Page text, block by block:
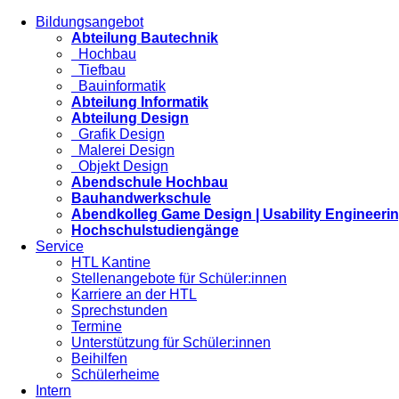
Bildungsangebot
Abteilung Bautechnik
Hochbau
Tiefbau
Bauinformatik
Abteilung Informatik
Abteilung Design
Grafik Design
Malerei Design
Objekt Design
Abendschule Hochbau
Bauhandwerkschule
Abendkolleg Game Design | Usability
Hochschulstudiengänge
Service
HTL Kantine
Stellenangebote für Schüler:innen
Karriere an der HTL
Sprechstunden
Termine
Unterstützung für Schüler:innen
Beihilfen
Schülerheime
Intern